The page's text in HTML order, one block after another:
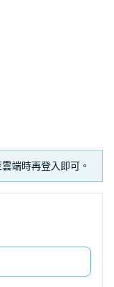
端時再登入即可。